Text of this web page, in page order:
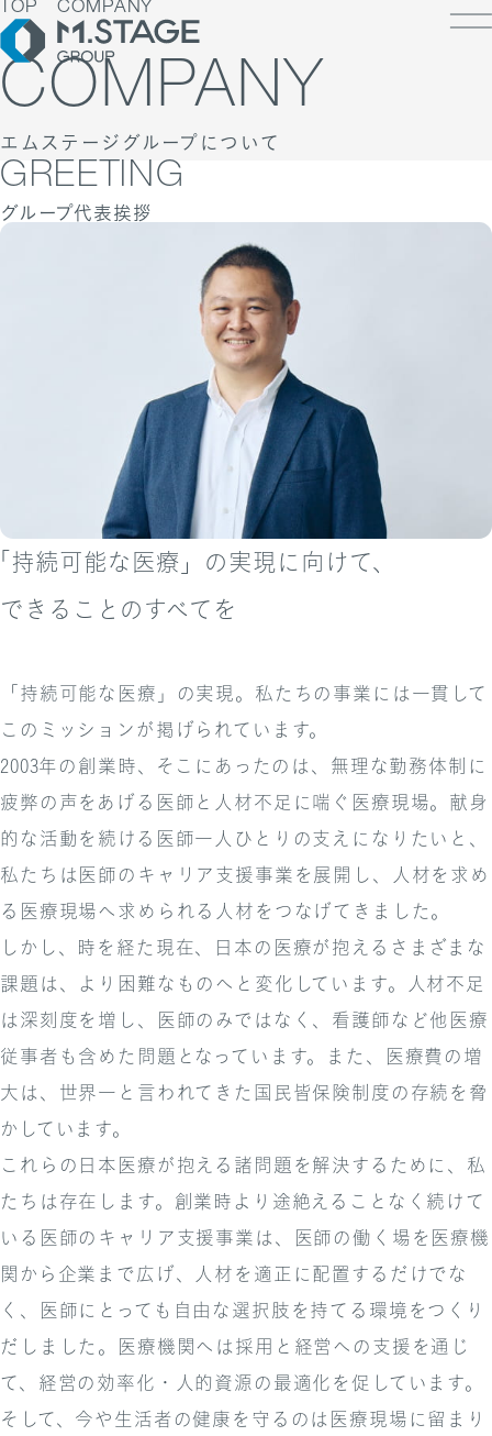
TOP
TOP / グループ代表挨拶・会社概
プ企業一覧・事業拠点
見るエムステージグループ
ュリティに関する方針
TOP COMPANY
COMPANY
エムステージグループについて
GREETING
グループ代表挨拶
持続可能な医療」の実現に向けて、
できることのすべてを
「持続可能な医療」の実現。私たちの事業には一貫して
このミッションが掲げられています。
2003年の創業時、そこにあったのは、無理な勤務体制に
疲弊の声をあげる医師と人材不足に喘ぐ医療現場。献身
的な活動を続ける医師一人ひとりの支えになりたいと、
私たちは医師のキャリア支援事業を展開し、人材を求め
る医療現場へ求められる人材をつなげてきました。
しかし、時を経た現在、日本の医療が抱えるさまざまな
課題は、より困難なものへと変化しています。人材不足
は深刻度を増し、医師のみではなく、看護師など他医療
従事者も含めた問題となっています。また、医療費の増
大は、世界一と言われてきた国民皆保険制度の存続を脅
かしています。
これらの日本医療が抱える諸問題を解決するために、私
たちは存在します。創業時より途絶えることなく続けて
いる医師のキャリア支援事業は、医師の働く場を医療機
関から企業まで広げ、人材を適正に配置するだけでな
く、医師にとっても自由な選択肢を持てる環境をつくり
だしました。医療機関へは採用と経営への支援を通じ
て、経営の効率化・人的資源の最適化を促しています。
そして、今や生活者の健康を守るのは医療現場に留まり